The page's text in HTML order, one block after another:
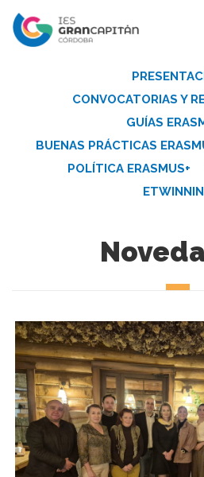
CONVOCATORIAS Y
GUÍAS
BUENAS PRÁCTICAS
POLÍTICA ERASMUS+